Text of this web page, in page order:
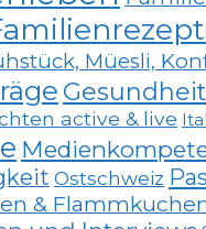
Müesli,
Gesundheit
active & live
Ostschweiz
&